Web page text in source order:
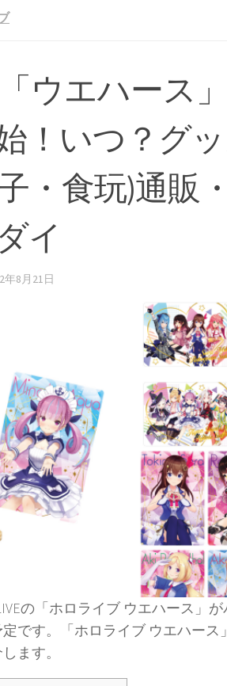
ウエハース
！いつ？グ
・食玩)通販
イ
年8月21日
の「ホロライブ ウエハース」
です。「ホロライブ ウエハース
ます。